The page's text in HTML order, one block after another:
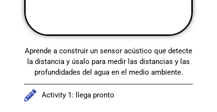
Aprende a construir un sensor acústico que detecte
la distancia y úsalo para medir las distancias y las
profundidades del agua en el medio ambiente.
Activity 1: llega pronto